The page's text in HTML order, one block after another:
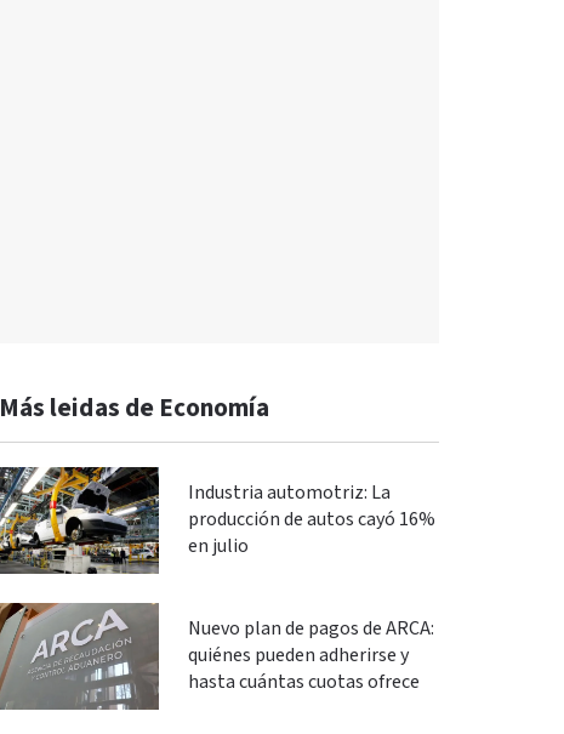
Más leidas de Economía
Industria automotriz: La
producción de autos cayó 16%
en julio
Nuevo plan de pagos de ARCA:
quiénes pueden adherirse y
hasta cuántas cuotas ofrece